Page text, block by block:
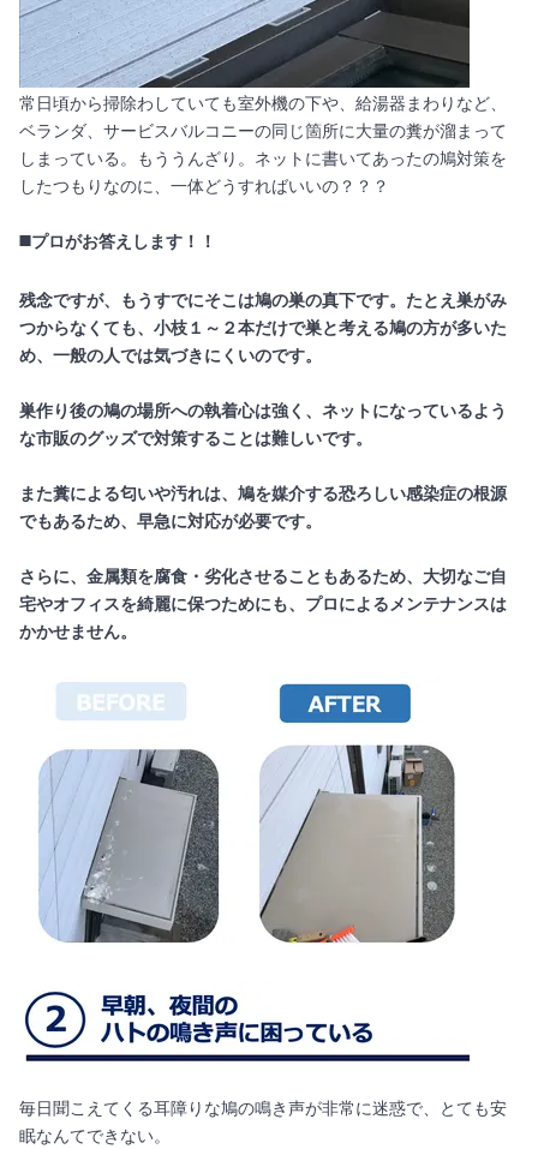
常日頃から掃除わしていても室外機の下や、給湯器まわりなど、
ベランダ、サービスバルコニーの同じ箇所に大量の糞が溜まって
しまっている。もううんざり。ネットに書いてあったの鳩対策を
したつもりなのに、一体どうすればいいの？？？
◼️プロがお答えします！！
残念ですが、もうすでにそこは鳩の巣の真下です。たとえ巣がみ
つからなくても、小枝１～２本だけで巣と考える鳩の方が多いた
め、一般の人では気づきにくいのです。
巣作り後の鳩の場所への執着心は強く、ネットになっているよう
な市販のグッズで対策することは難しいです。
また糞による匂いや汚れは、鳩を媒介する恐ろしい感染症の根源
でもあるため、早急に対応が必要です。
さらに、金属類を腐食・劣化させることもあるため、大切なご自
宅やオフィスを綺麗に保つためにも、プロによるメンテナンスは
かかせません。
毎日聞こえてくる耳障りな鳩の鳴き声が非常に迷惑で、とても安
眠なんてできない。